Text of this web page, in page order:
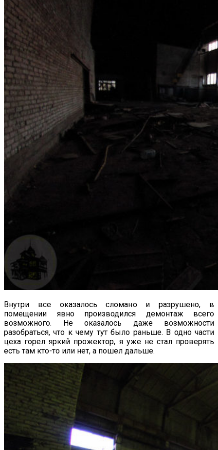
Внутри все оказалось сломано и разрушено, в
помещении явно производился демонтаж всего
возможного. Не оказалось даже возможности
разобраться, что к чему тут было раньше. В одно части
цеха горел яркий прожектор, я уже не стал проверять
есть там кто-то или нет, а пошел дальше.